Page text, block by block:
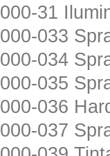
000-31
000-033
000-034
000-035
000-036
000-037